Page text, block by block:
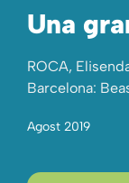
Una
ROCA,
Barcelona:
Agost 2019